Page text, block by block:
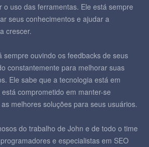
o uso das ferramentas. Ele está sempre
seus conhecimentos e ajudar a
crescer.
sempre ouvindo os feedbacks de seus
constantemente para melhorar suas
Ele sabe que a tecnologia está em
comprometido em manter-se
melhores soluções para seus usuários.
do trabalho de John e de todo o time
e especialistas em SEO